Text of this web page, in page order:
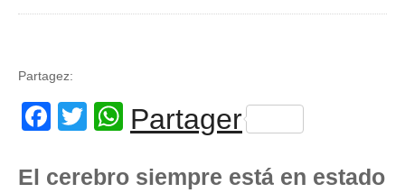
Partagez:
Facebook
Twitter
WhatsApp
Partager
El cerebro siempre está en estado